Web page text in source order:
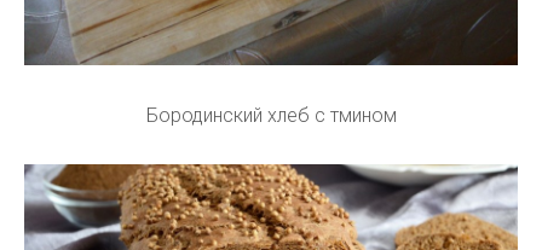
Бородинский хлеб с тмином